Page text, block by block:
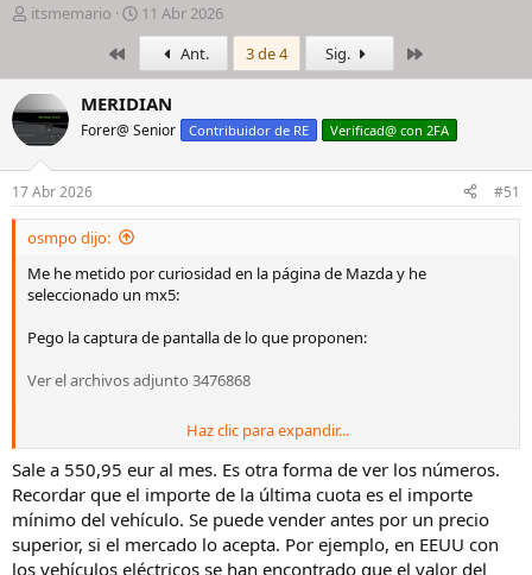
I
c
i
a
d
o
r
d
e
l
h
i
o
itsmemario
F
e
h
a
e
i
c
o
11 Abr 2026
PrimeroAnt. 3 de 4 Sig.
MERIDIAN
Forer@ Senior Contribuidor de RE Verificad@ con 2FA
17 Abr 2026 #51
osmpo dijo:
Me he metido por curiosidad en la página de Mazda y he
seleccionado un mx5:
Pego la captura de pantalla de lo que proponen:
Ver el archivos adjunto 3476868
1 cuota de 492,26
46 cuotas de 433,78= 19.953,88
Si no pagas la última cuota y devuelves el coche, asumiendo que no
te penalicen en ningún aspecto por su estado y te respeten la
Haz clic para expandir...
Sale a 550,95 eur al mes. Es otra forma de ver los números.
Recordar que el importe de la última cuota es el importe
mínimo del vehículo. Se puede vender antes por un precio
superior, si el mercado lo acepta. Por ejemplo, en EEUU con
los vehículos eléctricos se han encontrado que el valor del